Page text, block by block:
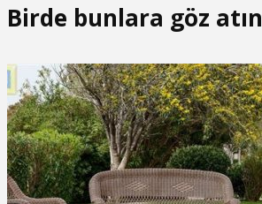
Birde bunlara göz atın